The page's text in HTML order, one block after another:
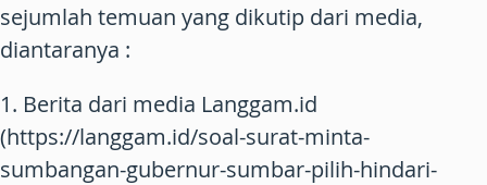
sejumlah temuan yang dikutip dari media,
diantaranya :
1. Berita dari media Langgam.id
(https://langgam.id/soal-surat-minta-
sumbangan-gubernur-sumbar-pilih-hindari-